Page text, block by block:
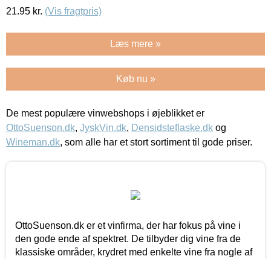
21.95 kr. (Vis fragtpris)
Læs mere »
Køb nu »
De mest populære vinwebshops i øjeblikket er
OttoSuenson.dk, JyskVin.dk, Densidsteflaske.dk og
Wineman.dk, som alle har et stort sortiment til gode priser.
OttoSuenson.dk er et vinfirma, der har fokus på vine i
den gode ende af spektret. De tilbyder dig vine fra de
klassiske områder, krydret med enkelte vine fra nogle af